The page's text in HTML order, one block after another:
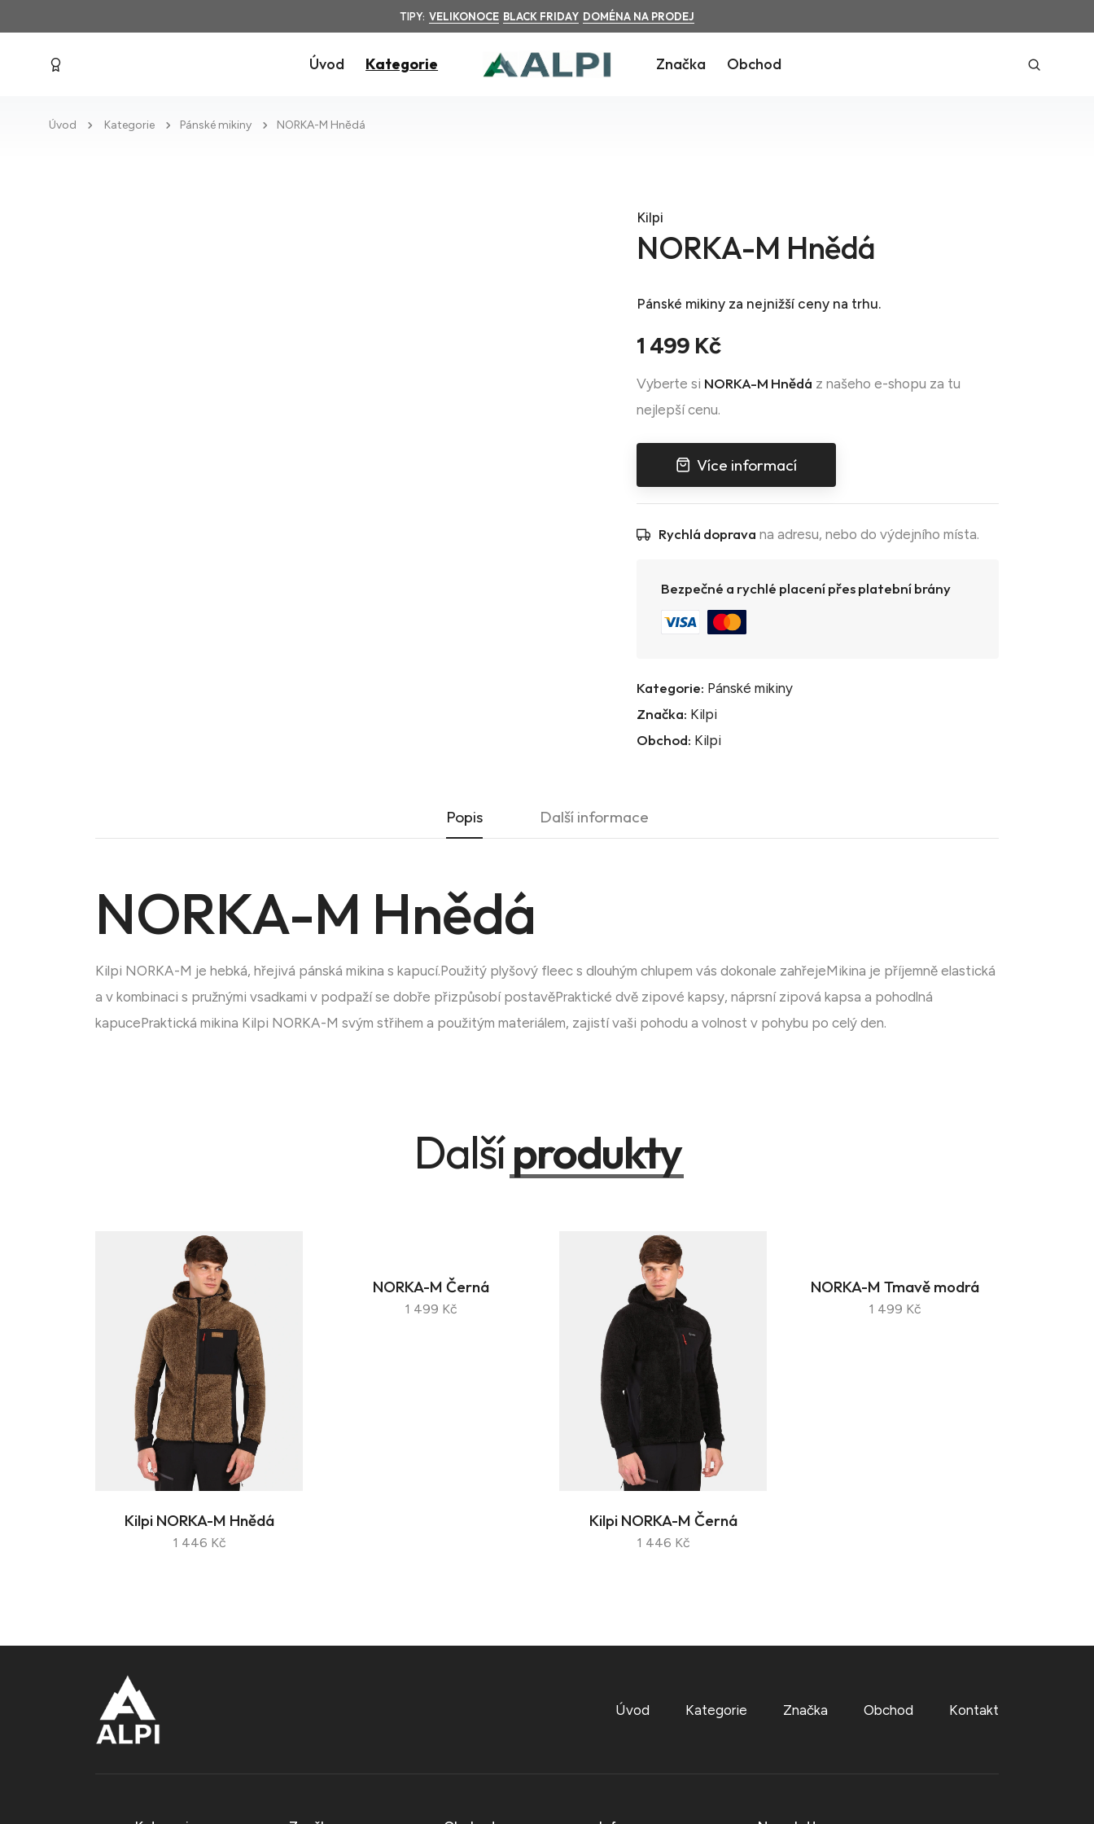
TIPY: VELIKONOCE BLACK FRIDAY DOMÉNA NA PRODEJ
Úvod Kategorie Značka Obchod
Úvod Kategorie Pánské mikiny NORKA-M Hnědá
Kilpi
NORKA-M Hnědá
Pánské mikiny za nejnižší ceny na trhu.
1 499 Kč
Vyberte si NORKA-M Hnědá z našeho e-shopu za tu
nejlepší cenu.
Více informací
Rychlá doprava na adresu, nebo do výdejního místa.
Bezpečné a rychlé placení přes platební brány
Kategorie: Pánské mikiny
Značka: Kilpi
Obchod: Kilpi
Popis Další informace
NORKA-M Hnědá
Kilpi NORKA-M je hebká, hřejivá pánská mikina s kapucí.Použitý plyšový fleec s dlouhým chlupem vás dokonale zahřejeMikina je příjemně elastická
a v kombinaci s pružnými vsadkami v podpaží se dobře přizpůsobí postavěPraktické dvě zipové kapsy, náprsní zipová kapsa a pohodlná
kapucePraktická mikina Kilpi NORKA-M svým střihem a použitým materiálem, zajistí vaši pohodu a volnost v pohybu po celý den.
Dalšíprodukty
Kilpi NORKA-M Hnědá
1 446 Kč
NORKA-M Černá
1 499 Kč
Kilpi NORKA-M Černá
1 446 Kč
NORKA-M Tmavě modrá
1 499 Kč
Úvod Kategorie Značka Obchod Kontakt